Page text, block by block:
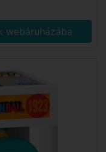
webáruházába